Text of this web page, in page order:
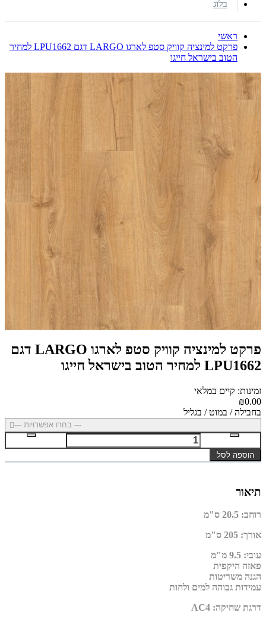
בלוג
ראשי
פרקט למינציה קוויק סטפ לארגו LARGO דגם LPU1662 למחיר
הטוב בישראל חייגו
פרקט למינציה קוויק סטפ לארגו LARGO דגם
LPU1662 למחיר הטוב בישראל חייגו
זמינות: קיים במלאי
₪0.00
בחבילה / במוט / בגליל
--- בחרו אפשרויות ---
הוספה לסל
תיאור
רוחב: 20.5 ס"מ
אורך: 205 ס"מ
עובי: 9.5 מ"מ
פאזה היקפית
הגנה משריטות
עמידות גבוהה למים ולחות
דרגת שחיקה:
AC4